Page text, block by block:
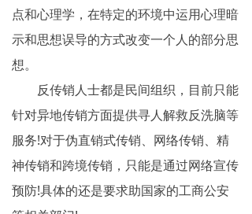
传销的危害
死人事件
传销的种类
南派传销
北派传销
网络传销
点和心理学，在特定的环境中运用心理暗
示和思想误导的方式改变一个人的部分思
想。
反传销人士都是民间组织，目前只能
针对异地传销方面提供寻人解救反洗脑等
服务!对于伪直销式传销、网络传销、精
神传销和跨境传销，只能是通过网络宣传
预防!具体的还是要求助国家的工商公安